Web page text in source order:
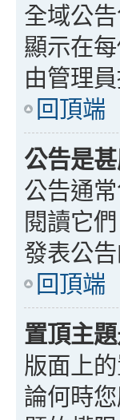
全域公
顯示在
由管理員
回頂端
公告是甚
公告通
閱讀它
發表公
回頂端
置頂主
版面上
論何時